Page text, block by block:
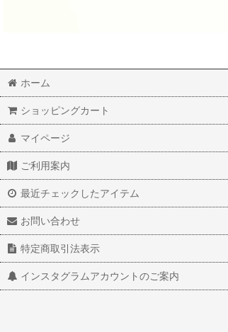
ホーム
ショッピングカート
マイページ
ご利用案内
最近チェックしたアイテム
お問い合わせ
特定商取引法表示
インスタグラムアカウントのご案内